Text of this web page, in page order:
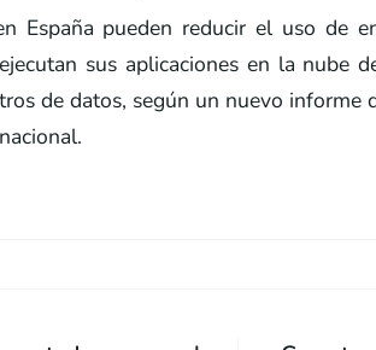
España pueden reducir el uso de
sus aplicaciones en la nube
de datos, según un nuevo informe